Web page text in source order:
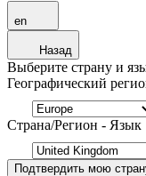
en
Назад
Выберите страну и
Географический
Страна/Регион - Язык
Подтвердить мою